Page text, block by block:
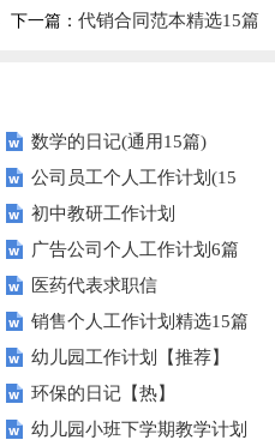
下一篇： 代销合同范本精选15篇
数学的日记(通用15篇)
公司员工个人工作计划(15
篇) 初中教研工作计划
广告公司个人工作计划6篇
医药代表求职信
销售个人工作计划精选15篇
幼儿园工作计划【推荐】
环保的日记【热】
幼儿园小班下学期教学计划